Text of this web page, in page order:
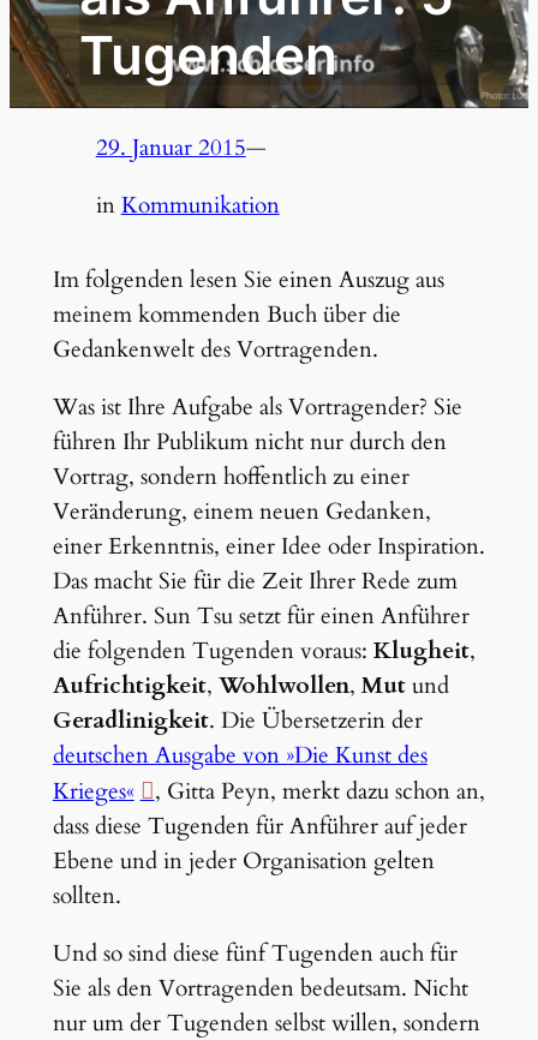
Tugenden
29. Januar 2015—
inKommunikation
Im folgenden lesen Sie einen Auszug aus
meinem kommenden Buch über die
Gedankenwelt des Vortragenden.
Was ist Ihre Aufgabe als Vortragender? Sie
führen Ihr Publikum nicht nur durch den
Vortrag, sondern hoffentlich zu einer
Veränderung, einem neuen Gedanken,
einer Erkenntnis, einer Idee oder Inspiration.
Das macht Sie für die Zeit Ihrer Rede zum
Anführer. Sun Tsu setzt für einen Anführer
die folgenden Tugenden voraus: Klugheit,
Aufrichtigkeit, Wohlwollen,Mutund
Geradlinigkeit. Die Übersetzerin der
deutschen Ausgabe von »Die Kunst des
Krieges«
, Gitta Peyn, merkt dazu schon an,
dass diese Tugenden für Anführer auf jeder
Ebene und in jeder Organisation gelten
sollten.
Und so sind diese fünf Tugenden auch für
Sie als den Vortragenden bedeutsam. Nicht
nur um der Tugenden selbst willen, sondern